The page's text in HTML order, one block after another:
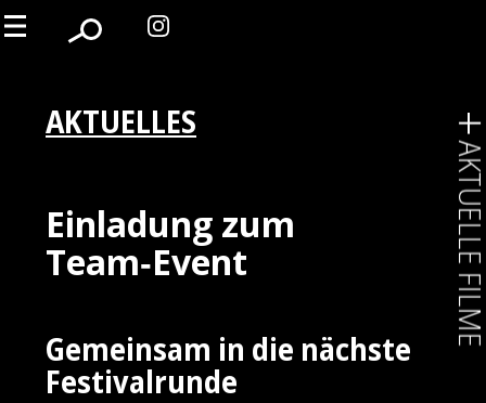
AKTUELLES
Einladung zum
Team‑Event
Gemeinsam in die nächste
Festivalrunde